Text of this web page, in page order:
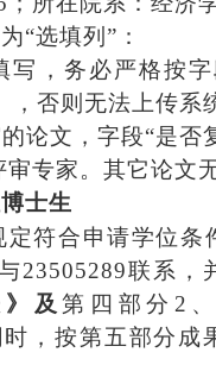
“选填列”：
写，务必严格按
，否则无法上传系
论文，字段“是否
审专家。其它论文
士生
符合申请学位条
23505289联系，
及第四部分 2
时，按第五部分成